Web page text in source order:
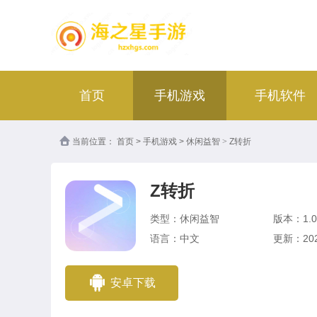
首页 手机游戏 手机软件
当前位置： 首页 > 手机游戏 > 休闲益智 > Z转折
Z转折
类型：休闲益智
版本：
语言：中文
更新：
安卓下载